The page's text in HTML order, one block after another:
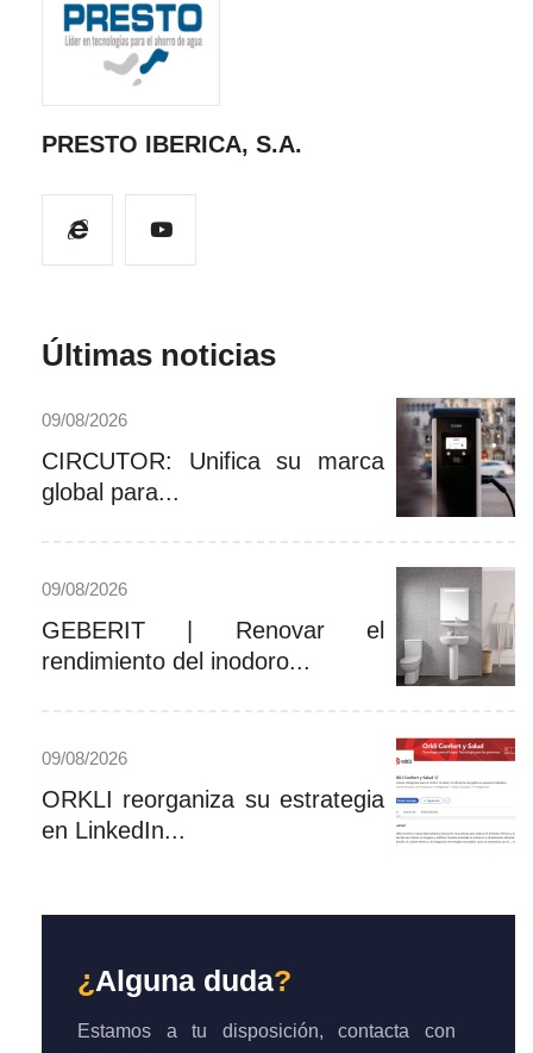
PRESTO IBERICA, S.A.
Últimas noticias
09/08/2026
CIRCUTOR: Unifica su marca
global para...
09/08/2026
GEBERIT | Renovar el
rendimiento del inodoro...
09/08/2026
ORKLI reorganiza su estrategia
en LinkedIn...
¿ Alguna duda?
Estamos a tu disposición, contacta con